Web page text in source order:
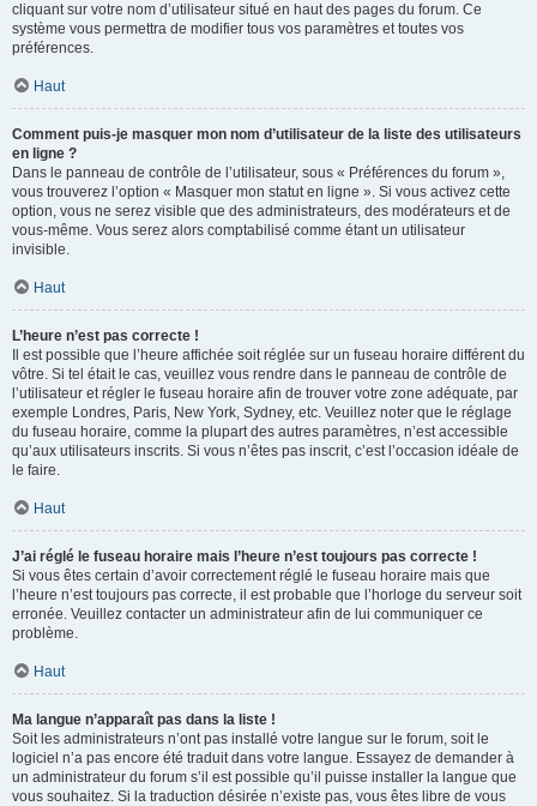
cliquant sur votre nom d’utilisateur situé en haut des pages du forum. Ce
système vous permettra de modifier tous vos paramètres et toutes vos
préférences.
Haut
Comment puis-je masquer mon nom d’utilisateur de la liste des utilisateurs
en ligne ?
Dans le panneau de contrôle de l’utilisateur, sous « Préférences du forum »,
vous trouverez l’option « Masquer mon statut en ligne ». Si vous activez cette
option, vous ne serez visible que des administrateurs, des modérateurs et de
vous-même. Vous serez alors comptabilisé comme étant un utilisateur
invisible.
Haut
L’heure n’est pas correcte !
Il est possible que l’heure affichée soit réglée sur un fuseau horaire différent du
vôtre. Si tel était le cas, veuillez vous rendre dans le panneau de contrôle de
l’utilisateur et régler le fuseau horaire afin de trouver votre zone adéquate, par
exemple Londres, Paris, New York, Sydney, etc. Veuillez noter que le réglage
du fuseau horaire, comme la plupart des autres paramètres, n’est accessible
qu’aux utilisateurs inscrits. Si vous n’êtes pas inscrit, c’est l’occasion idéale de
le faire.
Haut
J’ai réglé le fuseau horaire mais l’heure n’est toujours pas correcte !
Si vous êtes certain d’avoir correctement réglé le fuseau horaire mais que
l’heure n’est toujours pas correcte, il est probable que l’horloge du serveur soit
erronée. Veuillez contacter un administrateur afin de lui communiquer ce
problème.
Haut
Ma langue n’apparaît pas dans la liste !
Soit les administrateurs n’ont pas installé votre langue sur le forum, soit le
logiciel n’a pas encore été traduit dans votre langue. Essayez de demander à
un administrateur du forum s’il est possible qu’il puisse installer la langue que
vous souhaitez. Si la traduction désirée n’existe pas, vous êtes libre de vous